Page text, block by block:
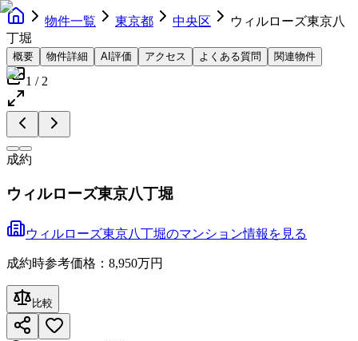
物件一覧 東京都 中央区
ウィルローズ東京八
丁堀
概要 物件詳細 AI評価 アクセス よくある質問 関連物件
1 / 2
成約
ウィルローズ東京八丁堀
ウィルローズ東京八丁堀のマンション情報を見る
成約時参考価格：8,950万円
比較